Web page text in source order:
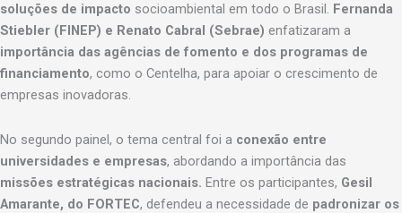
soluções de impacto socioambiental em todo o Brasil. Fernanda
Stiebler (FINEP) e Renato Cabral (Sebrae) enfatizaram a
importância das agências de fomento e dos programas de
financiamento, como o Centelha, para apoiar o crescimento de
empresas inovadoras.
No segundo painel, o tema central foi a conexão entre
universidades e empresas, abordando a importância das
missões estratégicas nacionais. Entre os participantes, Gesil
Amarante, do FORTEC, defendeu a necessidade de padronizar os